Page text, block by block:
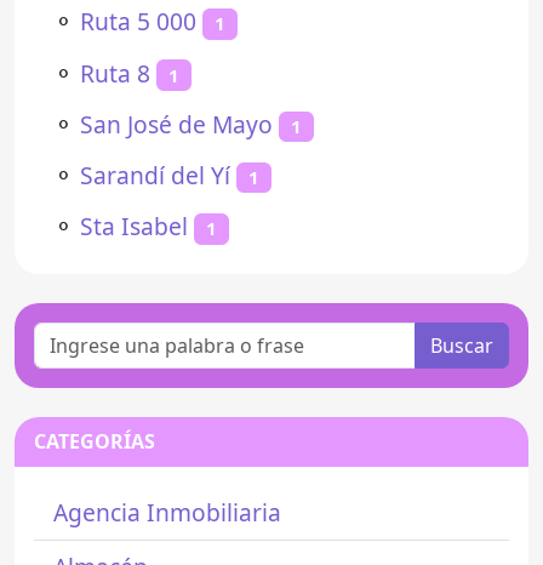
⚬ Ruta 5 000 1
⚬ Ruta 8 1
⚬ San José de Mayo 1
⚬ Sarandí del Yí 1
⚬ Sta Isabel 1
Buscar
CATEGORÍAS
Agencia Inmobiliaria